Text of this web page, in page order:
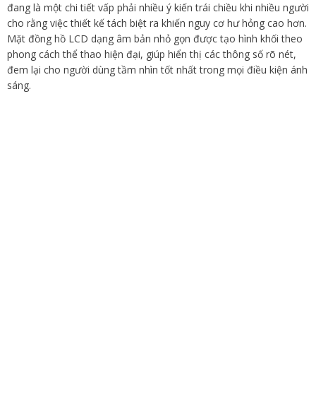
đang là một chi tiết vấp phải nhiều ý kiến trái chiều khi nhiều người
cho rằng việc thiết kế tách biệt ra khiến nguy cơ hư hỏng cao hơn.
Mặt đồng hồ LCD dạng âm bản nhỏ gọn được tạo hình khối theo
phong cách thể thao hiện đại, giúp hiển thị các thông số rõ nét,
đem lại cho người dùng tầm nhìn tốt nhất trong mọi điều kiện ánh
sáng.